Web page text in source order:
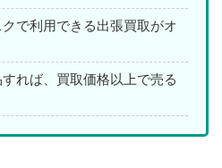
で利用できる出張買取がオ
れば、買取価格以上で売る